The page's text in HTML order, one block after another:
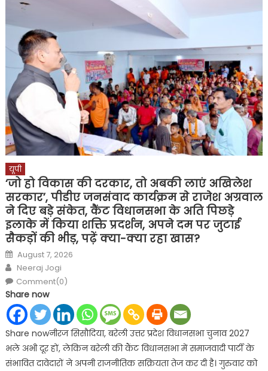
यूपी
‘जो हो विकास की दरकार, तो अबकी लाएं अखिलेश
सरकार’, पीडीए जनसंवाद कार्यक्रम से राजेश अग्रवाल
ने दिए बड़े संकेत, कैंट विधानसभा के अति पिछड़े
इलाके में किया शक्ति प्रदर्शन, अपने दम पर जुटाई
सैकड़ों की भीड़, पढ़ें क्या-क्या रहा खास?
Posted
on
August 7, 2026
Author
Neeraj Jogi
Comment(0)
Share now
Share nowनीरज सिसौदिया, बरेली उत्तर प्रदेश विधानसभा चुनाव 2027
भले अभी दूर हों, लेकिन बरेली की कैंट विधानसभा में समाजवादी पार्टी के
संभावित दावेदारों ने अपनी राजनीतिक सक्रियता तेज कर दी है। गुरुवार को